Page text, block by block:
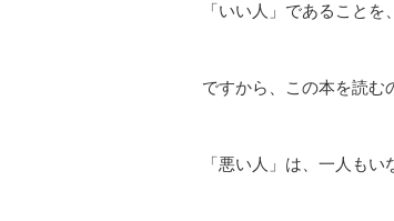
「いい人」であることを
ですから、この本を読む
「悪い人」は、一人もい